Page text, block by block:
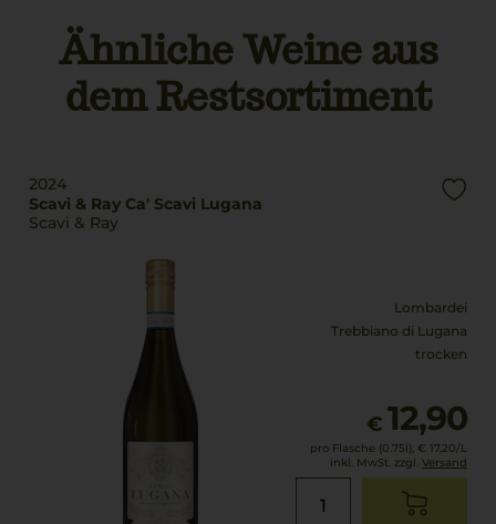
Alkoholgehalt
5 % Vol.
süß
Ähnliche Weine aus
dem Restsortiment
2024
Scavi & Ray Ca' Scavi Lugana
Scavi & Ray
Lombardei
Trebbiano di Lugana
trocken
€ 12,90
pro Flasche (0.75l), € 17,20/L
inkl. MwSt. zzgl. Versand